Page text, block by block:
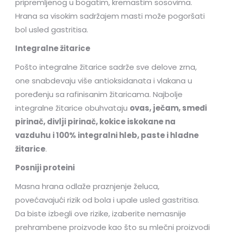
pripremljenog u bogatim, kremastim sosovima.
Hrana sa visokim sadržajem masti može pogoršati
bol usled gastritisa.
Integralne žitarice
Pošto integralne žitarice sadrže sve delove zrna,
one snabdevaju više antioksidanata i vlakana u
poređenju sa rafinisanim žitaricama. Najbolje
integralne žitarice obuhvataju ovas, ječam, smeđi
pirinač, divlji pirinač, kokice iskokane na
vazduhu i 100% integralni hleb, paste i hladne
žitarice.
Posniji proteini
Masna hrana odlaže praznjenje želuca,
povećavajući rizik od bola i upale usled gastritisa.
Da biste izbegli ove rizike, izaberite nemasnije
prehrambene proizvode kao što su mlečni proizvodi